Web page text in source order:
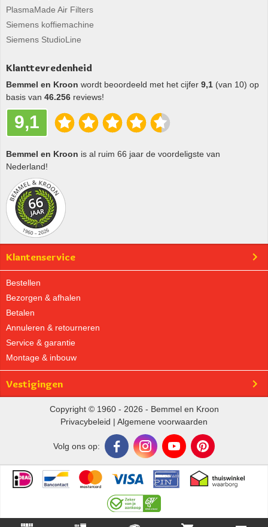
PlasmaMade Air Filters
Siemens koffiemachine
Siemens StudioLine
Klanttevredenheid
Bemmel en Kroon wordt beoordeeld met het cijfer 9,1 (van 10) op
basis van 46.256 reviews!
9,1
Bemmel en Kroon is al ruim 66 jaar de voordeligste van
Nederland!
Klantenservice
Bestellen
Bezorgen & afhalen
Betalen
Annuleren & retourneren
Service & garantie
Montage & inbouw
Vestigingen
Copyright © 1960 - 2026 - Bemmel en Kroon
Privacybeleid | Algemene voorwaarden
Volg ons op: